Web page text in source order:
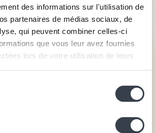
des informations sur l'utilisation de
partenaires de médias sociaux, de
qui peuvent combiner celles-ci
que vous leur avez fournies
lors de votre utilisation de leurs
Zisis Chadoulos
app voor openbare
2023 - 2024